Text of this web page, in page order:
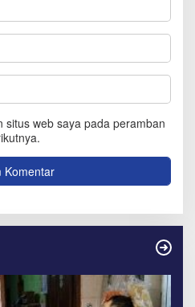
situs web saya pada peramban